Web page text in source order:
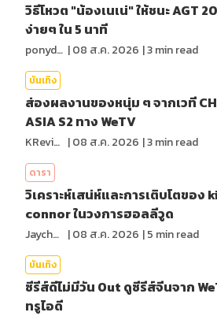
วิธีโหวต "น้องเนเน่" ให้ชนะ AGT
ง่ายๆ ใน 5 นาที
ponydiary |08 ส.ค. 2026 |3min read
บันเทิง
ส่องผลงานของหนุ่ม ๆ จากเวที
ASIA S2 ทาง WeTV
KReview |08 ส.ค. 2026 |3min read
ดารา
วิเคราะห์เสน่ห์และการเติบโตของ
connor ในวงการฮอลลีวูด
Jaychou |08 ส.ค. 2026 |5 min read
บันเทิง
ซีรีส์ดีไม่มีวัน Out ดูซีรีส์จีนจาก
ทรูไอดี